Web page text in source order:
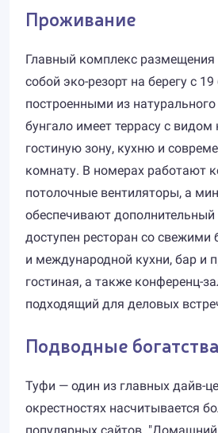
Проживание
Главный комплекс размещения
собой эко-резорт на берегу с 19
построенными из
бунгало имеет террасу с
гостиную зону, кухню и
комнату. В номерах работают
потолочные вентиляторы, а
обеспечивают
доступен ресторан со
и международной кухни, бар и
гостиная, а также конференц-
подходящий для деловых
Подводные богатства
Туфи — один из главных дайв-
окрестностях насчитывается